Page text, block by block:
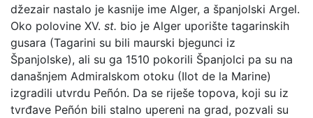
džezair nastalo je kasnije ime Alger, a španjolski Argel.
Oko polovine XV. st. bio je Alger uporište tagarinskih
gusara (Tagarini su bili maurski bjegunci iz
Španjolske), ali su ga 1510 pokorili Španjolci pa su na
današnjem Admiralskom otoku (Ilot de la Marine)
izgradili utvrdu Peñón. Da se riješe topova, koji su iz
tvrđave Peñón bili stalno upereni na grad, pozvali su